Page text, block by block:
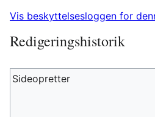
Vis beskyttelsesloggen for
Redigeringshistorik
Sideopretter